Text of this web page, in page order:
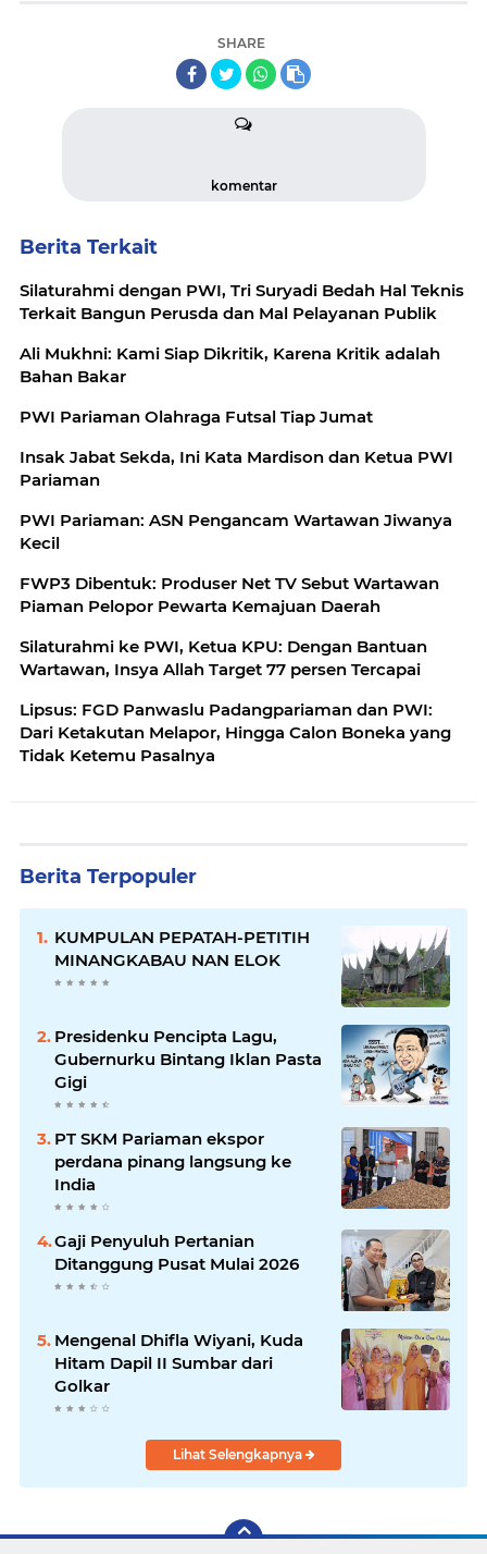
SHARE
komentar
Berita Terkait
Silaturahmi dengan PWI, Tri Suryadi Bedah Hal Teknis
Terkait Bangun Perusda dan Mal Pelayanan Publik
Ali Mukhni: Kami Siap Dikritik, Karena Kritik adalah
Bahan Bakar
PWI Pariaman Olahraga Futsal Tiap Jumat
Insak Jabat Sekda, Ini Kata Mardison dan Ketua PWI
Pariaman
PWI Pariaman: ASN Pengancam Wartawan Jiwanya
Kecil
FWP3 Dibentuk: Produser Net TV Sebut Wartawan
Piaman Pelopor Pewarta Kemajuan Daerah
Silaturahmi ke PWI, Ketua KPU: Dengan Bantuan
Wartawan, Insya Allah Target 77 persen Tercapai
Lipsus: FGD Panwaslu Padangpariaman dan PWI:
Dari Ketakutan Melapor, Hingga Calon Boneka yang
Tidak Ketemu Pasalnya
Berita Terpopuler
KUMPULAN PEPATAH-PETITIH
MINANGKABAU NAN ELOK
Presidenku Pencipta Lagu,
Gubernurku Bintang Iklan Pasta
Gigi
PT SKM Pariaman ekspor
perdana pinang langsung ke
India
Gaji Penyuluh Pertanian
Ditanggung Pusat Mulai 2026
Mengenal Dhifla Wiyani, Kuda
Hitam Dapil II Sumbar dari
Golkar
Lihat Selengkapnya